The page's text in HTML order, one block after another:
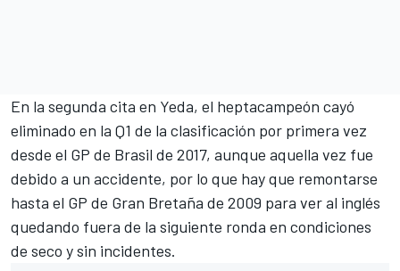
En la segunda cita en Yeda, el heptacampeón cayó
eliminado en la Q1 de la clasificación por primera vez
desde el GP de Brasil de 2017, aunque aquella vez fue
debido a un accidente, por lo que hay que remontarse
hasta el GP de Gran Bretaña de 2009 para ver al inglés
quedando fuera de la siguiente ronda en condiciones
de seco y sin incidentes.